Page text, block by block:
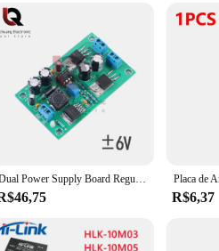
just about looks; it's engineered for
Its sleek design does not
smoothly and efficiently, meeting the
Dual Power Supply Board Regulator Power Module, Boost Buck Converter, Step Up ajustável, XL6009 6A, DC 5V-20V a ± 5V, 6 V, 12 V, 15V
R$6,37